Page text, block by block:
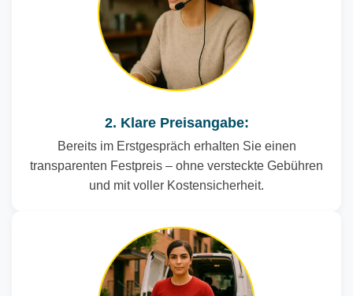
2. Klare Preisangabe:
Bereits im Erstgespräch erhalten Sie einen
transparenten Festpreis – ohne versteckte Gebühren
und mit voller Kostensicherheit.